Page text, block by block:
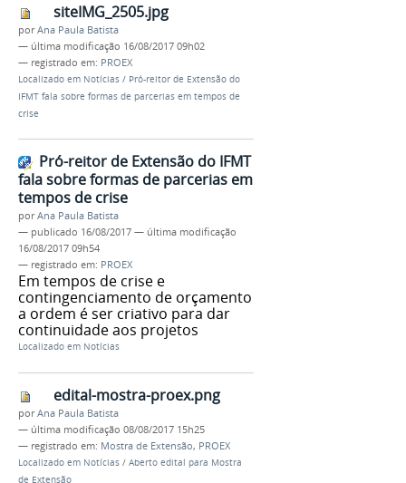
siteIMG_2505.jpg
porAna Paula Batista
— última modificação 16/08/2017 09h02
— registrado em: PROEX
Localizado em Notícias / Pró-reitor de Extensão do
IFMT fala sobre formas de parcerias em tempos de
crise
Pró-reitor de Extensão do IFMT
fala sobre formas de parcerias em
tempos de crise
porAna Paula Batista
— publicado 16/08/2017 — última modificação
16/08/2017 09h54
— registrado em: PROEX
Em tempos de crise e
contingenciamento de orçamento
a ordem é ser criativo para dar
continuidade aos projetos
Localizado em Notícias
edital-mostra-proex.png
porAna Paula Batista
— última modificação 08/08/2017 15h25
— registrado em: Mostra de Extensão, PROEX
Localizado em Notícias / Aberto edital para Mostra
de Extensão